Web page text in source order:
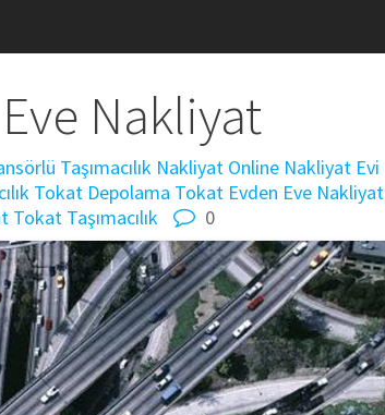
Nakliyat
Taşımacılık Nakliyat Online Nakliyat Evi
Tokat Depolama Tokat Evden Eve Nakliyat
Tokat Taşımacılık 0